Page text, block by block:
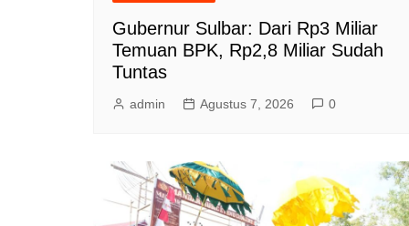
Gubernur Sulbar: Dari Rp3 Miliar
Temuan BPK, Rp2,8 Miliar Sudah
Tuntas
admin Agustus 7, 2026 0